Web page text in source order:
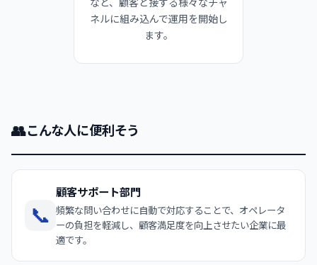
ネルに組み込んで運用を開始し
ます。
👥こんな人に便利そう
📞
顧客サポート部門
頻繁な問い合わせに自動で対応することで、オペレータ
ーの負担を軽減し、顧客満足度を向上させたい企業に最
適です。